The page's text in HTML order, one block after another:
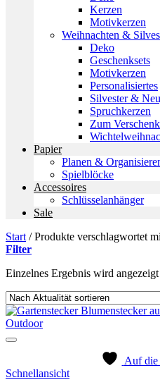
Kerzen
Motivkerzen
Weihnachten &
Deko
Geschenksets
Motivkerzen
Personalisiertes
Silvester &
Spruchkerzen
Zum
Papier
Planen &
Spielblöcke
Accessoires
Schlüsselanhänger
Sale
Start /Produkte verschlagwortet
Filter
Einzelnes Ergebnis wird angezeigt
Auf die
Schnellansicht